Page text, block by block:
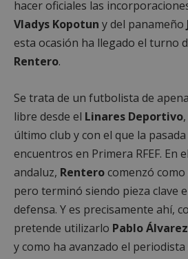
hacer oficiales las
Vladys Kopotun y del panameño
esta ocasión ha llegado el turno
Rentero.
Se trata de un futbolista de
libre desde el Linares Deportivo
último club y con el que la
encuentros en Primera RFEF. En
andaluz, Renterocomenzó
pero terminó siendo pieza clave
defensa. Y es precisamente ahí,
pretende utilizarlo Pablo Álvarez
y como ha avanzado el periodista